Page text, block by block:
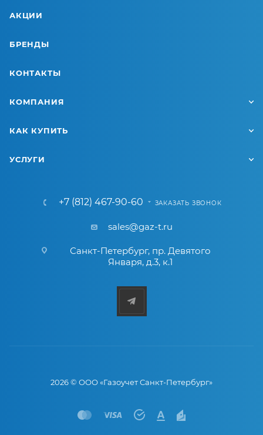
АКЦИИ
БРЕНДЫ
КОНТАКТЫ
КОМПАНИЯ
КАК КУПИТЬ
УСЛУГИ
+7 (812) 467-90-60 ЗАКАЗАТЬ ЗВОНОК
sales@gaz-t.ru
Санкт-Петербург, пр. Девятого
Января, д.3, к.1
2026 © ООО «Газоучет Санкт-Петербург»